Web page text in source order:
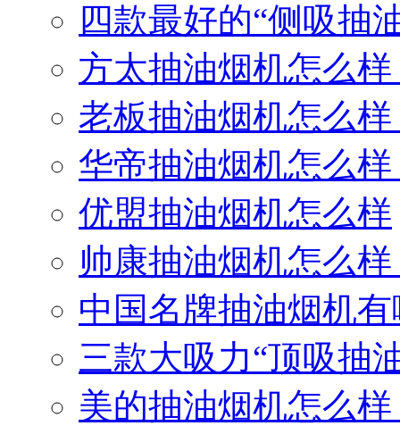
四款最好的“侧吸抽
方太抽油烟机怎么样
老板抽油烟机怎么样
华帝抽油烟机怎么样
优盟抽油烟机怎么样
帅康抽油烟机怎么样
中国名牌抽油烟机
三款大吸力“顶吸抽
美的抽油烟机怎么样